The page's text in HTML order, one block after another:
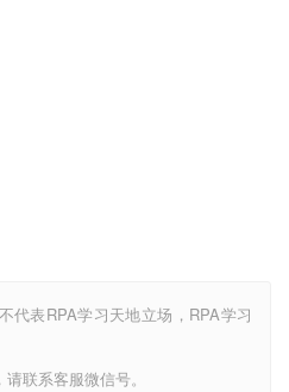
代表RPA学习天地立场，RPA学习
联系客服微信号。